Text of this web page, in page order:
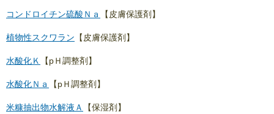
コンドロイチン硫酸Ｎａ 【皮膚保護剤】
植物性スクワラン 【皮膚保護剤】
水酸化Ｋ 【pＨ調整剤】
水酸化Ｎａ 【pＨ調整剤】
米糠抽出物水解液Ａ 【保湿剤】